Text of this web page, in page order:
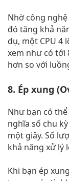
Nhờ công
đó tăng khả
dụ, một CPU 4
xem như có tới
hơn so với
8. Ép xung
Như bạn có
nghĩa số chu
một giây. Số
khả năng xử lý
Khi bạn ép